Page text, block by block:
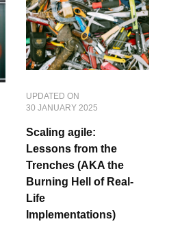
UPDATED ON
30 JANUARY 2025
Scaling agile:
Lessons from the
Trenches (AKA the
Burning Hell of Real-
Life
Implementations)